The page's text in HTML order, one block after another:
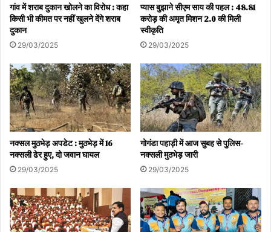
गांव में शराब दुकान खोलने का विरोध : कहा
किसी भी कीमत पर नहीं खुलने देंगे शराब
दुकान
29/03/2025
प्यास बुझाने सीएम साय की पहल : 48.81
करोड़ की अमृत मिशन 2.0 की मिली
स्वीकृति
29/03/2025
नक्सल मुठभेड़ अपडेट : मुठभेड़ में 16
नक्सली ढेर हुए, दो जवान घायल
29/03/2025
गोगंडा पहाड़ी में आज सुबह से पुलिस-
नक्सली मुठभेड़ जारी
29/03/2025